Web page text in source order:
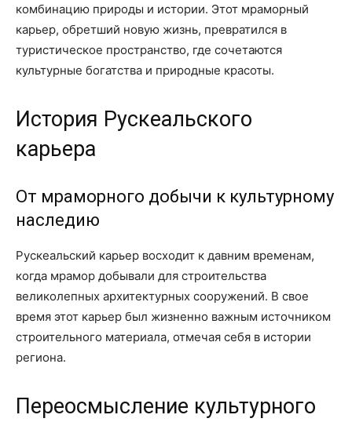
комбинацию природы и истории. Этот мраморный
карьер, обретший новую жизнь, превратился в
туристическое пространство, где сочетаются
культурные богатства и природные красоты.
История Рускеальского
карьера
От мраморного добычи к культурному
наследию
Рускеальский карьер восходит к давним временам,
когда мрамор добывали для строительства
великолепных архитектурных сооружений. В свое
время этот карьер был жизненно важным источником
строительного материала, отмечая себя в истории
региона.
Переосмысление культурного